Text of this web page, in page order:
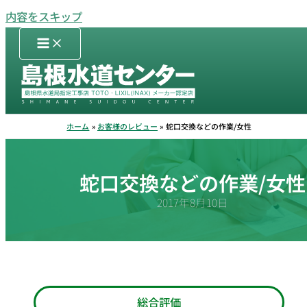
内容をスキップ
ホーム お客様のレビュー 蛇口交換などの作業/女性
蛇口交換などの作業/女性
2017年8月10日
総合評価